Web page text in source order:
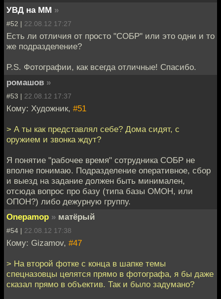
УВД на ММ »
#52 | 22.08.12 17:27
Есть ли отличия от просто "СОБР" или это одни и то
же подразделение?
P.S. Фотографии, как всегда отличные! Спасибо.
ромашов »
#53 | 22.08.12 17:37
Кому: Художник, #51
> А ты как представлял себе? Дома сидят, с
оружием и звонка ждут?
Я понятие "рабочее время" сотрудника СОБР не
вполне понимаю. Подразделение оперативное, сбор
и выезд на задание должен быть минимален,
отсюда вопрос про базу (типа базы ОМОН, или
ОПОН?) либо дежурную группу.
Onepamop » матёрый
#54 | 22.08.12 17:38
Кому: Gizamov, #47
> На второй фотке с конца в шапке темы
спецназовцы целятся прямо в фотографа, я бы даже
сказал прямо в объектив. Так и было задумано?